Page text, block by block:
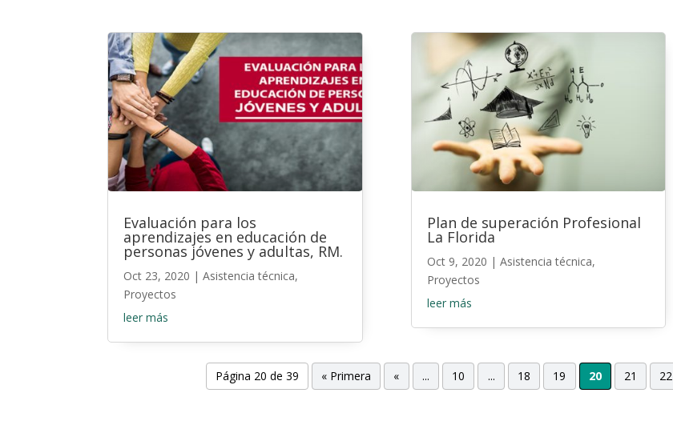
Evaluación para los
aprendizajes en educación de
personas jóvenes y adultas, RM.
Oct 23, 2020 |Asistencia técnica,
Proyectos
leer más
Plan de superación Profesional
La Florida
Oct 9, 2020 | Asistencia técnica,
Proyectos
leer más
Página 20 de 39 « Primera « ... 10 ... 18 19 20 21 22